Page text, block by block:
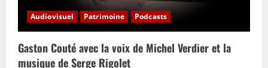
Audiovisuel Patrimoine Podcasts
Gaston Couté avec la voix de Michel Verdier et la
musique de Serge Rigolet